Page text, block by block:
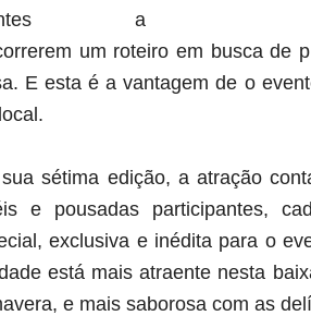
a
um roteiro em busca de
E esta é a vantagem de o
sétima edição, a atração
e pousadas participantes,
exclusiva e inédita para o
está mais atraente nesta
e mais saborosa com as